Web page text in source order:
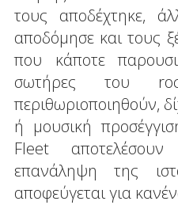
τους αποδέχτηκε,
αποδόμησε και τους
που κάποτε
σωτήρες του
περιθωριοποιηθούν,
ή μουσική
Fleet
επανάληψη της
αποφεύγεται για